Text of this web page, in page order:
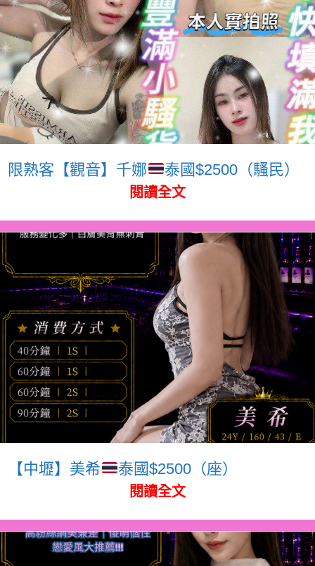
限熟客【觀音】千娜 泰國$2500（騷民）
閱讀全文
【中壢】美希 泰國$2500（座）
閱讀全文